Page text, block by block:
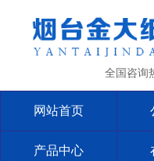
全国咨询
网站首页
产品中心